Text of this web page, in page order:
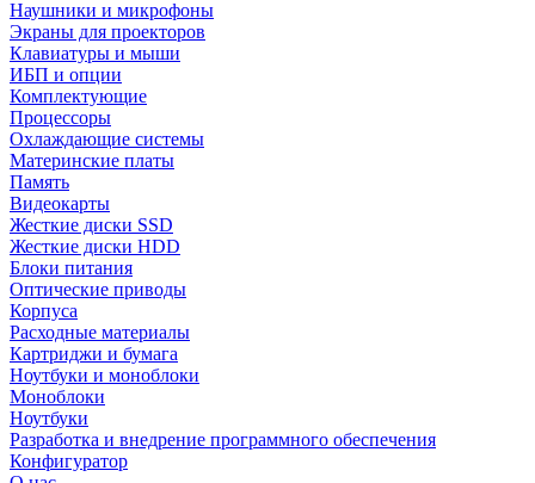
Наушники и микрофоны
Экраны для проекторов
Клавиатуры и мыши
ИБП и опции
Комплектующие
Процессоры
Охлаждающие системы
Материнские платы
Память
Видеокарты
Жесткие диски SSD
Жесткие диски HDD
Блоки питания
Оптические приводы
Корпуса
Расходные материалы
Картриджи и бумага
Ноутбуки и моноблоки
Моноблоки
Ноутбуки
Разработка и внедрение программного обеспечения
Конфигуратор